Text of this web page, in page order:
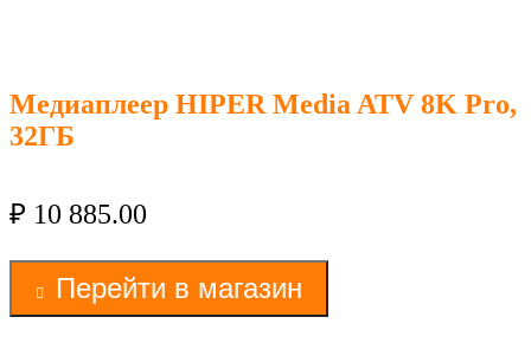
Медиаплеер HIPER Media ATV 8K Pro,
32ГБ
₽ 10 885.00
Перейти в магазин